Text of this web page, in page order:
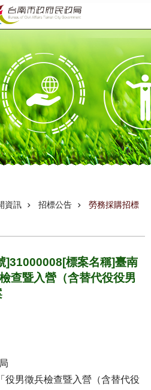
資訊 招標公告 勞務採購招標
]31000008[標案名稱]臺南
查暨入營（含替代役役男
役男徵兵檢查暨入營（含替代役